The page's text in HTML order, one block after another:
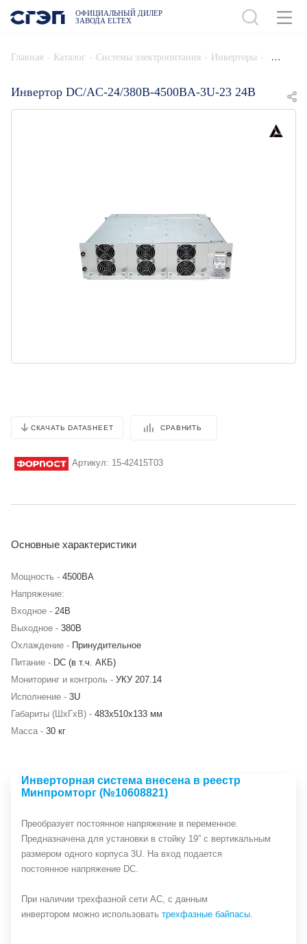
ОФИЦИАЛЬНЫЙ ДИЛЕР
ЗАВОДА ELTEX
Главная - Каталог - Системы электропитания - Инверторы -
Инвертор DC/AC-24/380B-4500BA-3U-23 24В
СКАЧАТЬ DATASHEET СРАВНИТЬ
Артикул: 15-42415T03
Основные характеристики
Мощность - 4500BA
Напряжение:
Входное - 24В
Выходное - 380В
Охлаждение - Принудительное
Питание - DC (в т.ч. АКБ)
Мониторинг и контроль - УКУ 207.14
Исполнение - 3U
Габариты (ШхГхВ) - 483х510х133 мм
Масса - 30 кг
Инверторная система внесена в реестр
Минпромторг (№10608821)
Преобразует постоянное напряжение в переменное.
Предназначена для установки в стойку 19” с вертикальным
размером одного корпуса 3U. На вход подается
постоянное напряжение DC.
При наличии трехфазной сети АС, с данным
инвертором можно использовать трехфазные байпасы.